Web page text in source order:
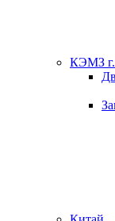
КЭМЗ г.